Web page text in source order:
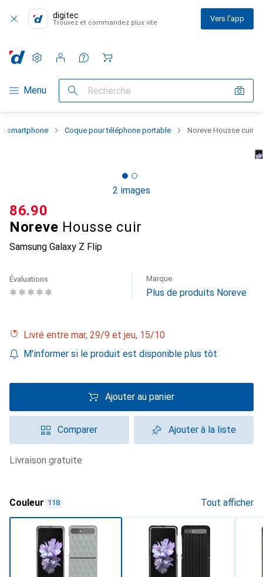
digitec
Trouvez et commandez plus vite Vers l'app
Navigation par catégorie
Menu Recherche
Paramètres
Compte client
Listes de comparaison
Listes d'envies
Panier
smartphone Coque pour téléphone portable Noreve Housse cuir
2 images
Noreve Housse cuir
Samsung Galaxy Z Flip
CHF
86.90
Évaluations Marque
Plus de produits Noreve
Livré entre mar, 29/9 et jeu, 15/10
M'informer si le produit est disponible plus tôt
Ajouter au panier
Comparer Ajouter à la liste
livraison gratuite
Couleur 118 Tout afficher